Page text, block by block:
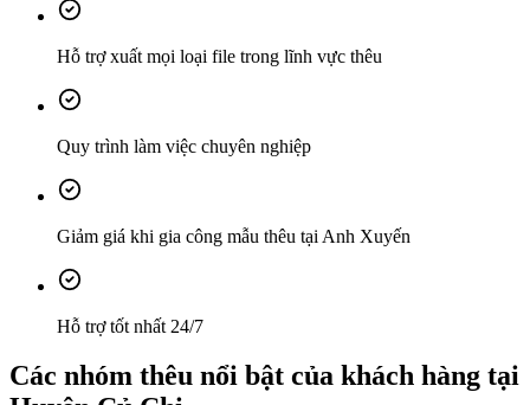
Hỗ trợ xuất mọi loại file trong lĩnh vực thêu
Quy trình làm việc chuyên nghiệp
Giảm giá khi gia công mẫu thêu tại Anh Xuyến
Hỗ trợ tốt nhất 24/7
Các nhóm thêu nổi bật của khách hàng tại